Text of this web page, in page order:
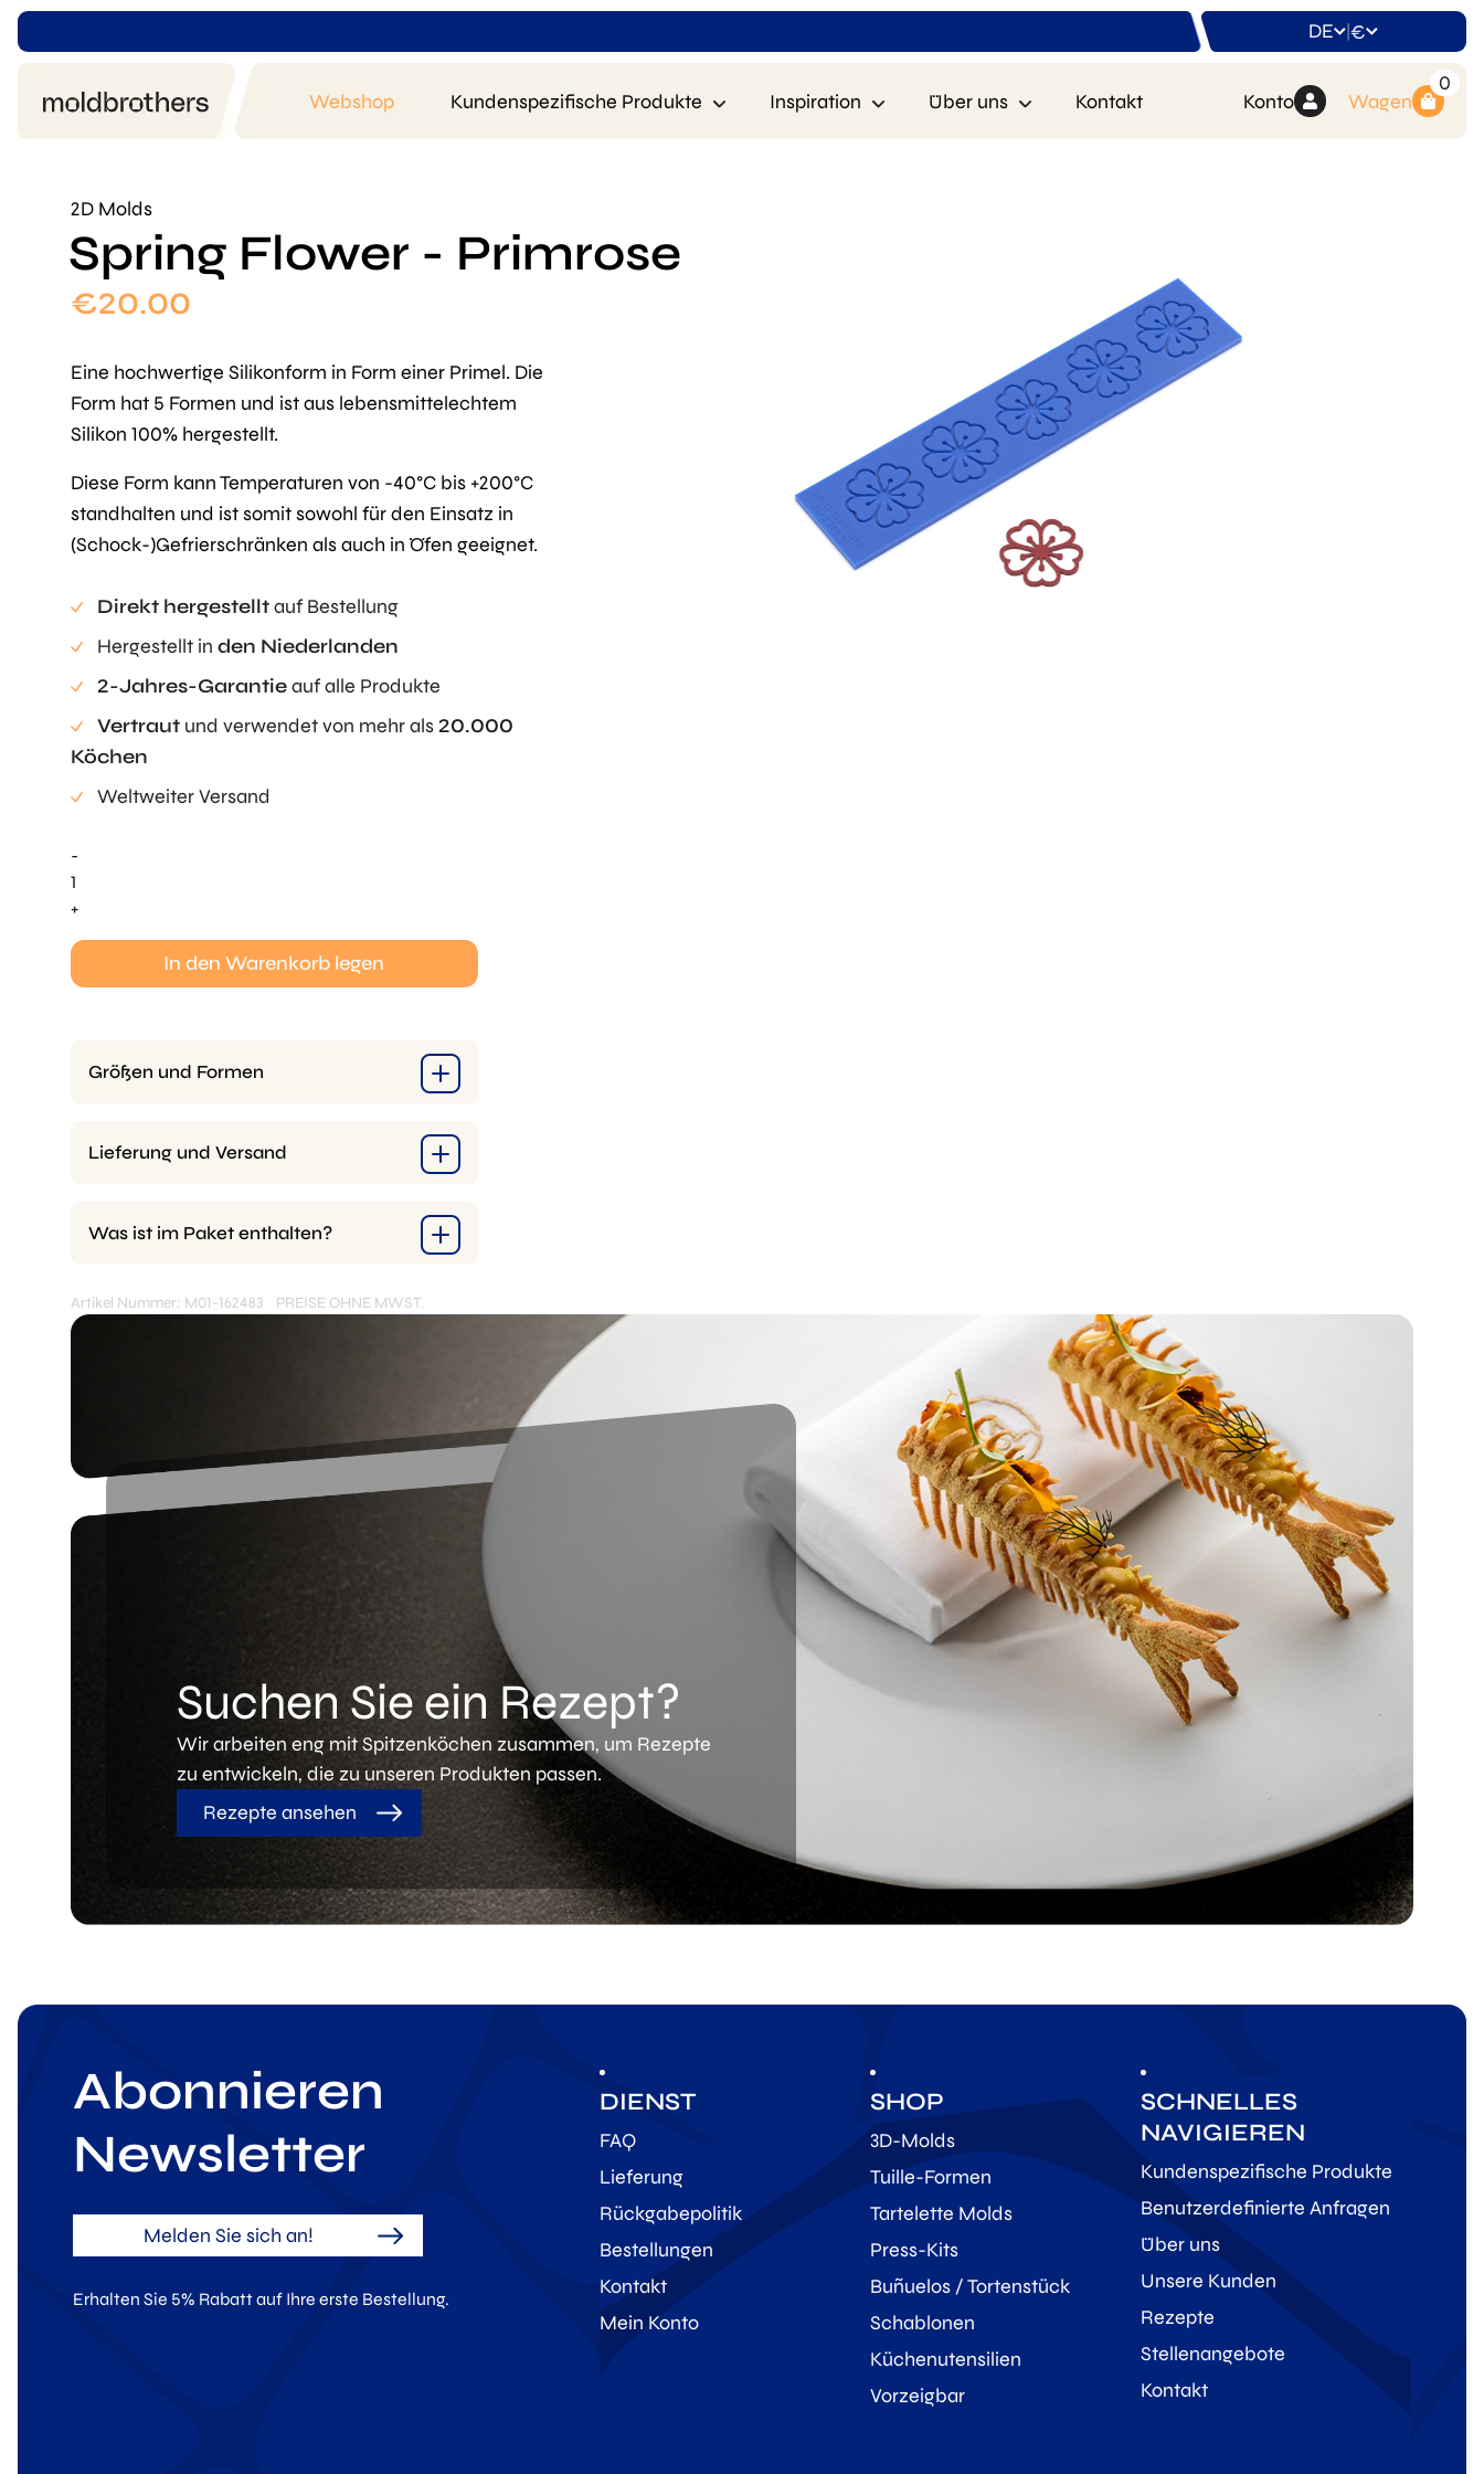
DE | €
Webshop Kundenspezifische Produkte Inspiration Über uns Kontakt Konto
0
Wagen
2D Molds
Spring Flower - Primrose
€20.00
Eine hochwertige Silikonform in Form einer Primel. Die
Form hat 5 Formen und ist aus lebensmittelechtem
Silikon 100% hergestellt.
Diese Form kann Temperaturen von -40°C bis +200°C
standhalten und ist somit sowohl für den Einsatz in
(Schock-)Gefrierschränken als auch in Öfen geeignet.
Direkt hergestelltauf Bestellung
Hergestellt in den Niederlanden
2-Jahres-Garantieauf alle Produkte
Vertraut und verwendet von mehr als20.000
Köchen
Weltweiter Versand
-
Frühlingsblume
-
+
In den Warenkorb legen
Größen und Formen
Lieferung und Versand
Was ist im Paket enthalten?
Artikel Nummer: M01-162483 PREISE OHNE MWST.
Suchen Sie ein Rezept?
Wir arbeiten eng mit Spitzenköchen zusammen, um Rezepte
zu entwickeln, die zu unseren Produkten passen.
Rezepte ansehen
Abonnieren
Newsletter
Melden Sie sich an!
Erhalten Sie 5% Rabatt auf Ihre erste Bestellung.
DIENST
FAQ
Lieferung
Rückgabepolitik
Bestellungen
Kontakt
Mein Konto
SHOP
3D-Molds
Tuille-Formen
Tartelette Molds
Press-Kits
Buñuelos / Tortenstück
Schablonen
Küchenutensilien
Vorzeigbar
SCHNELLES
NAVIGIEREN
Kundenspezifische Produkte
Benutzerdefinierte Anfragen
Über uns
Unsere Kunden
Rezepte
Stellenangebote
Kontakt